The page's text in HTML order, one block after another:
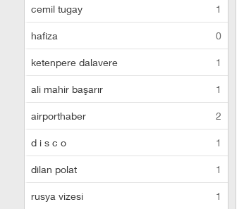
cemil tugay 1
hafiza 0
ketenpere dalavere 1
ali mahir başarır 1
airporthaber 2
d i s c o 1
dilan polat 1
rusya vizesi 1